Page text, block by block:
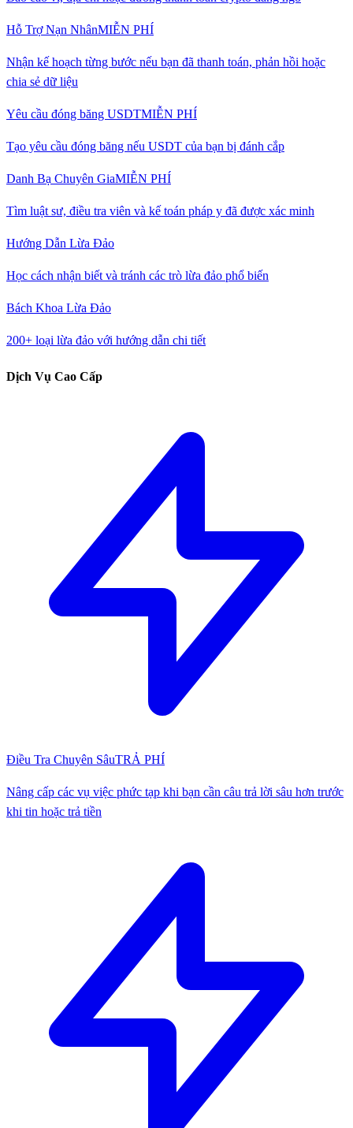
Hỗ Trợ Nạn NhânMIỄN PHÍ
Nhận kế hoạch từng bước nếu bạn đã thanh toán, phản hồi hoặc
chia sẻ dữ liệu
Yêu cầu đóng băng USDTMIỄN PHÍ
Tạo yêu cầu đóng băng nếu USDT của bạn bị đánh cắp
Danh Bạ Chuyên GiaMIỄN PHÍ
Tìm luật sư, điều tra viên và kế toán pháp y đã được xác minh
Hướng Dẫn Lừa Đảo
Học cách nhận biết và tránh các trò lừa đảo phổ biến
Bách Khoa Lừa Đảo
200+ loại lừa đảo với hướng dẫn chi tiết
Dịch Vụ Cao Cấp
Điều Tra Chuyên SâuTRẢ PHÍ
Nâng cấp các vụ việc phức tạp khi bạn cần câu trả lời sâu hơn trước
khi tin hoặc trả tiền